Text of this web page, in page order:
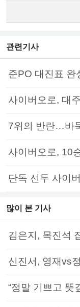
관련기사
준PO 대진표 완
사이버오로, 대
7위의 반란…바
사이버오로, 10
단독 선두 사이
많이 본 기사
김은지, 목진석
신진서, 영재vs
“정말 기쁘고 뜻